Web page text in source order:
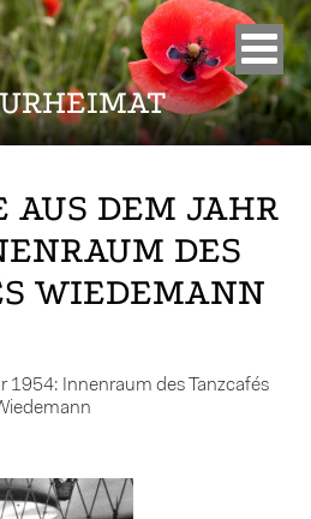

AUS DEM JAHR
DES
WIEDEMANN
1954: Innenraum des Tanzcafés